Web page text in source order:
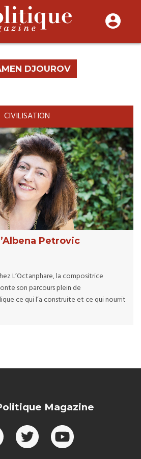
DJOUROV
CIVILISATION
Petrovic
L’Octanphare, la compositrice
son parcours plein de
ce qui l’a construite et ce qui nourrit
Magazine